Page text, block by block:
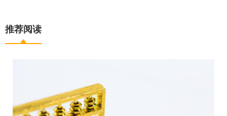
推荐阅读